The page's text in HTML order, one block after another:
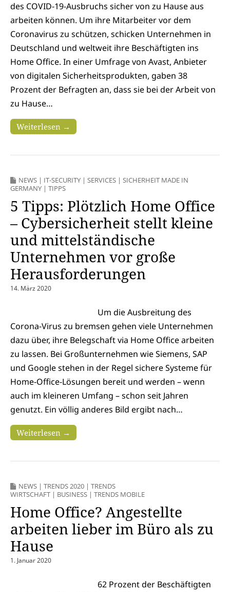
des COVID-19-Ausbruchs sicher von zu Hause aus
arbeiten können. Um ihre Mitarbeiter vor dem
Coronavirus zu schützen, schicken Unternehmen in
Deutschland und weltweit ihre Beschäftigten ins
Home Office. In einer Umfrage von Avast, Anbieter
von digitalen Sicherheitsprodukten, gaben 38
Prozent der Befragten an, dass sie bei der Arbeit von
zu Hause…
Weiterlesen →
NEWS | IT-SECURITY | SERVICES | SICHERHEIT MADE IN
GERMANY | TIPPS
5 Tipps: Plötzlich Home Office
– Cybersicherheit stellt kleine
und mittelständische
Unternehmen vor große
Herausforderungen
14. März 2020
Um die Ausbreitung des
Corona-Virus zu bremsen gehen viele Unternehmen
dazu über, ihre Belegschaft via Home Office arbeiten
zu lassen. Bei Großunternehmen wie Siemens, SAP
und Google stehen in der Regel sichere Systeme für
Home-Office-Lösungen bereit und werden – wenn
auch im kleineren Umfang – schon seit Jahren
genutzt. Ein völlig anderes Bild ergibt nach…
Weiterlesen →
NEWS | TRENDS 2020 | TRENDS
WIRTSCHAFT | BUSINESS | TRENDS MOBILE
Home Office? Angestellte
arbeiten lieber im Büro als zu
Hause
1. Januar 2020
62 Prozent der Beschäftigten